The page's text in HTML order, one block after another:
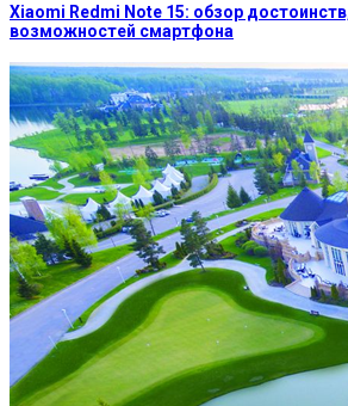
Xiaomi Redmi Note 15: обзор
возможностей смартфона